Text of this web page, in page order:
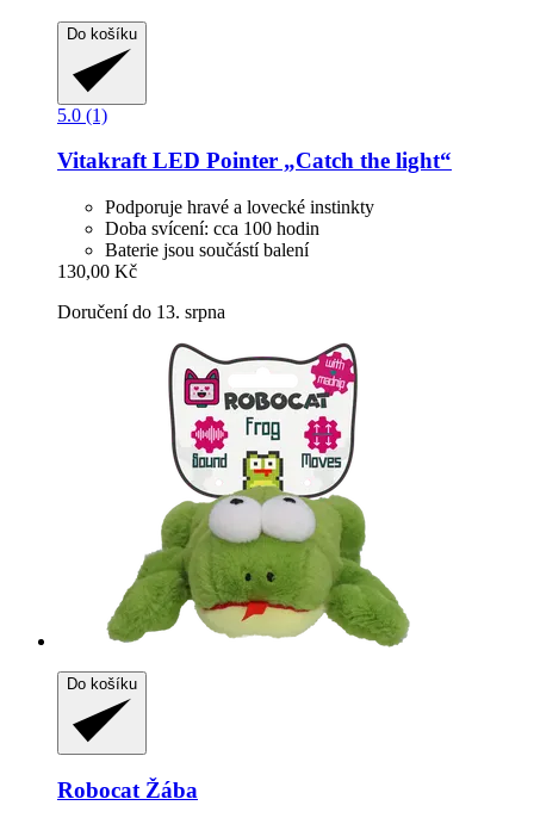
Do košíku
5.0 (1)
VitakraftLED Pointer „Catch the light“
Podporuje hravé a lovecké instinkty
Doba svícení: cca 100 hodin
Baterie jsou součástí balení
130,00 Kč
Doručení do 13. srpna
Do košíku
Robocat Žába